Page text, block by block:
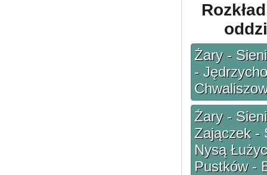
Żary -
-
Żary -
Zajączek -
Nysą
Pustków -